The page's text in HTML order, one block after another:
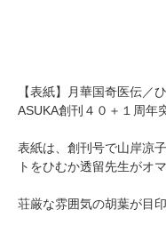
【表紙】月華国奇医伝／
ASUKA創刊４０＋１周年
表紙は、創刊号で山岸凉
トをひむか透留先生がオ
荘厳な雰囲気の胡葉が目印